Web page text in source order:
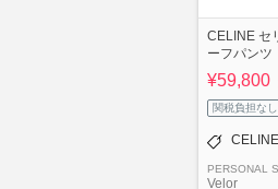
CELINE セ
ーフパンツ
¥59,800
関税負担なし
CELINE
PERSONAL
Velor